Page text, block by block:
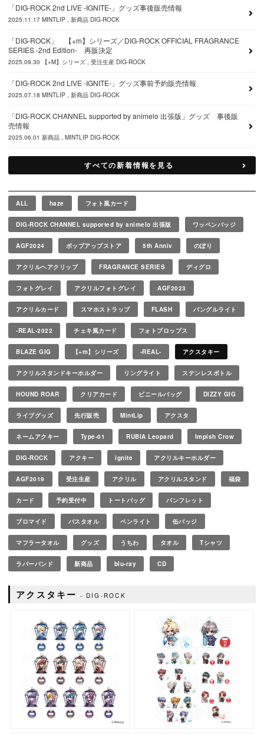
「DIG-ROCK 2nd LIVE -IGNITE-」グッズ事後販売情報
2025.11.17 MINTLIP 新商品 DIG-ROCK
「DIG-ROCK」 【+m】シリーズ／DIG-ROCK OFFICIAL FRAGRANCE
SERIES -2nd Edition- 再販決定
2025.09.30 【+M】シリーズ 受注生産 DIG-ROCK
「DIG-ROCK 2nd LIVE -IGNITE-」グッズ事前予約販売情報
2025.07.18 MINTLIP 新商品 DIG-ROCK
「DIG-ROCK CHANNEL supported by animelo 出張版」グッズ 事後販
売情報
2025.06.01 新商品 MINTLIP DIG-ROCK
すべての新着情報を見る
ALL haze フォト風カード
DIG-ROCK CHANNEL supported by animelo 出張版 ワッペンバッジ
AGF2024 ポップアップストア 5th Anniv のぼり
アクリルヘアクリップ FRAGRANCE SERIES ディグロ
フォトグレイ アクリルフォトグレイ AGF2023
アクリルカード スマホストラップ FLASH バングルライト
-REAL-2022 チェキ風カード フォトプロップス
BLAZE GIG 【+m】シリーズ -REAL- アクスタキー
アクリルスタンドキーホルダー リングライト ステンレスボトル
HOUND ROAR クリアカード ビニールバッグ DIZZY GIG
ライブグッズ 先行販売 MintLip アクスタ
ネームアクキー Type-01 RUBIA Leopard Impish Crow
DIG-ROCK アクキー ignite アクリルキーホルダー
AGF2019 受注生産 アクリル アクリルスタンド 福袋
カード 予約受付中 トートバッグ パンフレット
ブロマイド バスタオル ペンライト 缶バッジ
マフラータオル グッズ うちわ タオル Tシャツ
ラバーバンド 新商品 blu-ray CD
アクスタキー DIG-ROCK